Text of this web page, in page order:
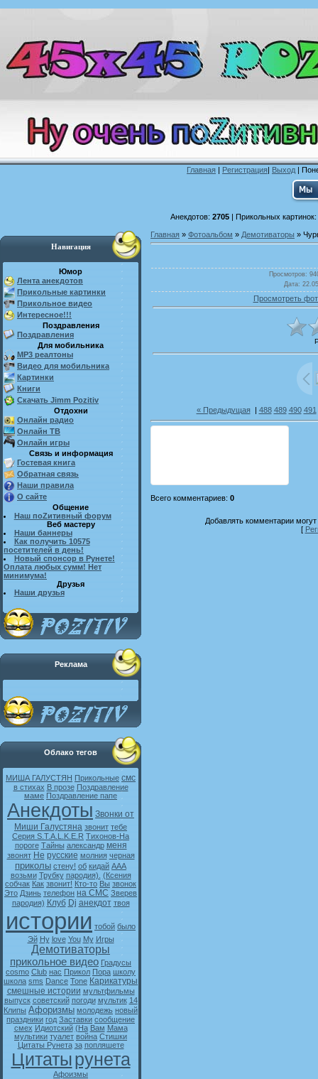
Главная | Регистрация| Выход |
Анекдотов: 2705| Прикольных картинок:
Навигация
Юмор
Лента анекдотов
Прикольные картинки
Прикольное видео
Интересное!!!
Поздравления
Поздравления
Для мобильника
MP3 реалтоны
Видео для мобильника
Картинки
Книги
Скачать Jimm Pozitiv
Отдохни
Онлайн радио
Онлайн ТВ
Онлайн игры
Связь и информация
Гостевая книга
Обратная связь
Наши правила
О сайте
Общение
Наш поZитивный форум
Веб мастеру
Наши баннеры
Как получить 10575
посетителей в день!
Новый спонсор в Рунете!
Оплата любых сумм! Нет
минимума!
Друзья
Наши друзья
Реклама
Облако тегов
МИША ГАЛУСТЯН Прикольные смс
в стихах В прозе Поздравление
маме Поздравление папе
Анекдоты Звонки от
Миши Галустяна звонит тебе
Серия S.T.A.L.K.E.R Тихонов-На
пороге Тайны александр меня
звонят Не русские молния черная
приколы стену! об кидай ААА
возьми Трубку пародия). (Ксения
собчак Как звонит! Кто-то Вы звонок
Это Дзинь телефон на СМС Зверев
пародия) Клуб Dj анекдот твоя
истории тобой было
Эй Ну love You My Игры
Демотиваторы
прикольное видео Градусы
cosmo Club нас Прикол Пора школу
школа sms Dance Tone Карикатуры
смешные истории мультфильмы
выпуск советский погоди мультик 14
Клипы Афоризмы молодежь новый
праздники год Заставки сообщение
смех Идиотский (На Вам Мама
мультики туалет война Стишки
Цитаты Рунета за попляшете
Цитатырунета
Афоизмы
Главная » Фотоальбом » Демотиваторы »
Просмотров:
Дата:
Просмотреть
« Предыдущая| 488 489 490 491
Всего комментариев: 0
Добавлять комментарии
[